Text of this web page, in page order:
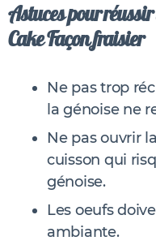
Astuces pour
Cake Façon fraisier
Ne pas trop
la génoise ne
Ne pas ouvrir
cuisson qui
génoise.
Les oeufs
ambiante.